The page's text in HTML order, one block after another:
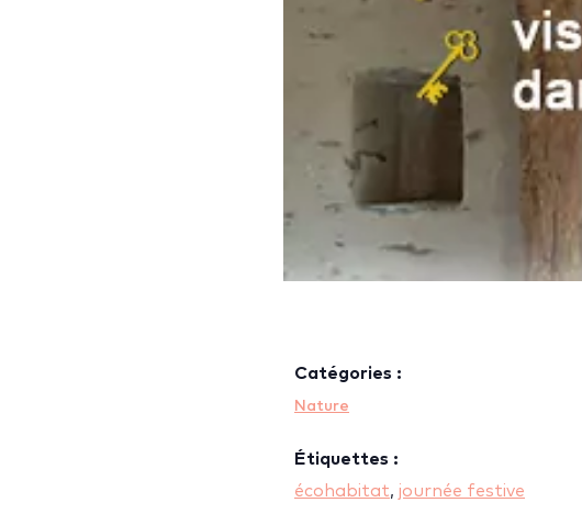
Catégories :
Nature
Étiquettes :
écohabitat, journée festive